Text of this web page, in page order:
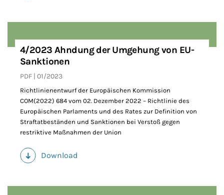
4/2023 Ahndung der Umgehung von EU-
Sanktionen
PDF 01/2023
Richtlinienentwurf der Europäischen Kommission
COM(2022) 684 vom 02. Dezember 2022 – Richtlinie des
Europäischen Parlaments und des Rates zur Definition von
Straftatbeständen und Sanktionen bei Verstoß gegen
restriktive Maßnahmen der Union
Download
(PDF)